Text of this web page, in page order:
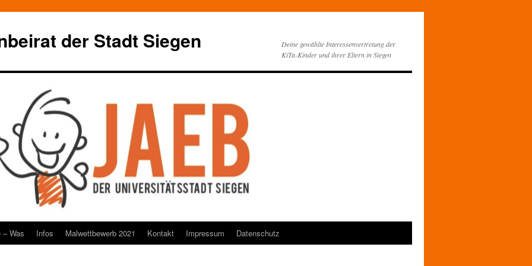
der Stadt Siegen
Deine gewählte Interessenvertretung der
KiTa-Kinder und ihrer Eltern in Siegen
– Was Infos Malwettbewerb 2021 Kontakt Impressum Datenschutz